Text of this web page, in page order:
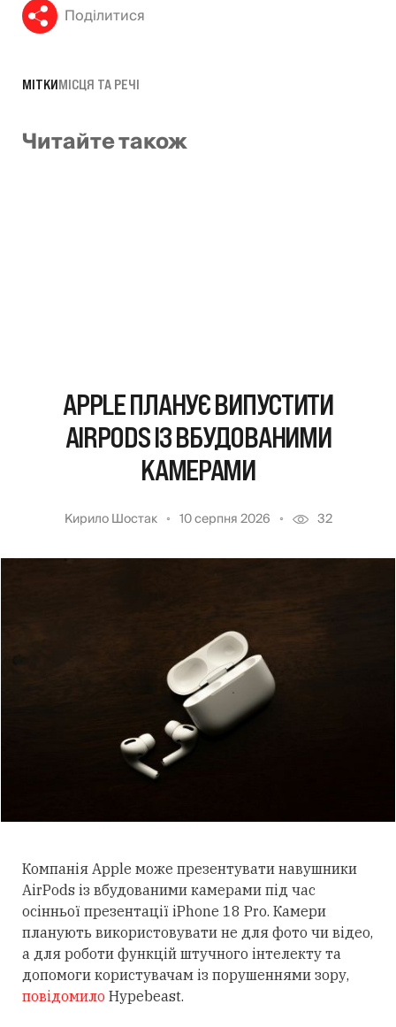
Поділитися
МІТКИМІСЦЯ ТА РЕЧІ
Читайте також
APPLE ПЛАНУЄ ВИПУСТИТИ
AIRPODS ІЗ ВБУДОВАНИМИ
КАМЕРАМИ
Кирило Шостак 10 серпня 2026 32
Компанія Apple може презентувати навушники
AirPods із вбудованими камерами під час
осінньої презентації iPhone 18 Pro. Камери
планують використовувати не для фото чи відео,
а для роботи функцій штучного інтелекту та
допомоги користувачам із порушеннями зору,
повідомило Hypebeast.